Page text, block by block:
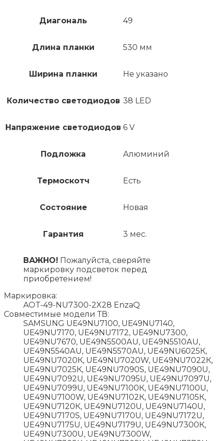
Диагональ 49
Длина планки 530 мм
Ширина планки Не указано
Количество светодиодов 38 LED
Напряжение светодиодов 6 V
Подложка Алюминий
Термоскотч Есть
Состояние Новая
Гарантия 3 мес.
ВАЖНО! Пожалуйста, сверяйте
маркировку подсветок перед
приобретением!
Маркировка:
AOT-49-NU7300-2X28 EnzaQ
Совместимые модели ТВ:
SAMSUNG UE49NU7100, UE49NU7140,
UE49NU7170, UE49NU7172, UE49NU7300,
UE49NU7670, UЕ49N5500АU, UЕ49N5510АU,
UЕ49N5540АU, UЕ49N5570АU, UЕ49NU6025К,
UЕ49NU7020К, UЕ49NU7020W, UЕ49NU7022К,
UЕ49NU7025К, UЕ49NU7090S, UЕ49NU7090U,
UЕ49NU7092U, UЕ49NU7095U, UЕ49NU7097U,
UЕ49NU7099U, UЕ49NU7100К, UЕ49NU7100U,
UЕ49NU7100W, UЕ49NU7102К, UЕ49NU7105К,
UЕ49NU7120К, UЕ49NU7120U, UЕ49NU7140U,
UЕ49NU7170S, UЕ49NU7170U, UЕ49NU7172U,
UЕ49NU7175U, UЕ49NU7179U, UЕ49NU7300К,
UЕ49NU7300U, UЕ49NU7300W,